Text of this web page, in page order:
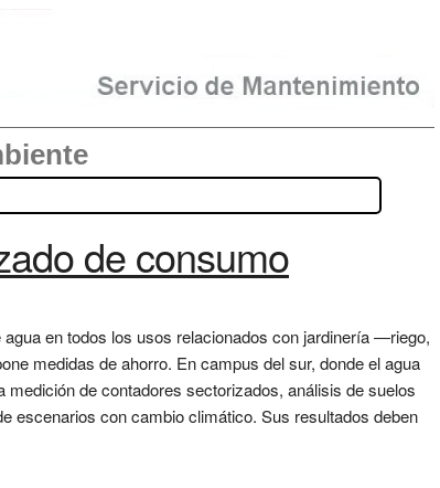
de consumo
en todos los usos relacionados con jardinería —riego,
medidas de ahorro. En campus del sur, donde el agua
de contadores sectorizados, análisis de suelos
escenarios con cambio climático. Sus resultados deben